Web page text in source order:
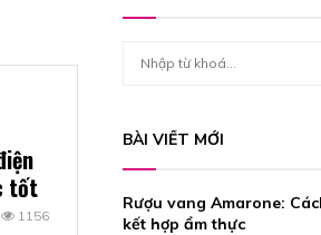
tốt
1156
c
h
f
o
BÀI VIẾT MỚI
Rượu vang Amarone:
kết hợp ẩm thực